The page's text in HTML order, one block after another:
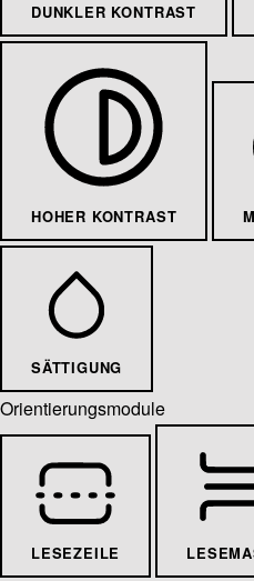
DUNKLER KONTRAST
HOHER KONTRAST
SÄTTIGUNG
Orientierungsmodule
LESEZEILE